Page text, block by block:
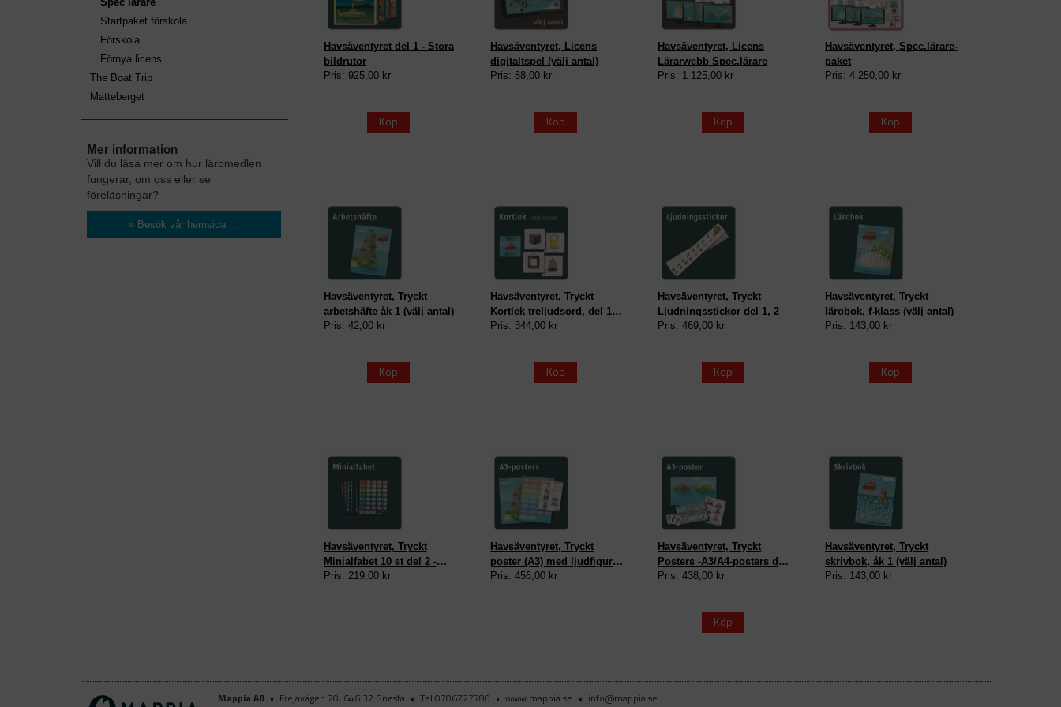
Startpaket förskola
Förskola
Förnya licens
The Boat Trip
Matteberget
Mer information
Vill du läsa mer om hur läromedlen
fungerar, om oss eller se
föreläsningar?
» Besök vår hemsida …
Havsäventyret del 1 - Stora
bildrutor
Pris: 925,00 kr
Köp
Havsäventyret, Licens
digitaltspel (välj antal)
Pris: 88,00 kr
Köp
Havsäventyret, Licens
Lärarwebb Spec.lärare
Pris: 1 125,00 kr
Köp
Havsäventyret, Spec.lärare-
paket
Pris: 4 250,00 kr
Köp
Havsäventyret, Tryckt
arbetshäfte åk 1 (välj antal)
Pris: 42,00 kr
Köp
Havsäventyret, Tryckt
Kortlek treljudsord, del 1,
2, 3
Pris: 344,00 kr
Köp
Havsäventyret, Tryckt
Ljudningsstickor del 1, 2
Pris: 469,00 kr
Köp
Havsäventyret, Tryckt
lärobok, f-klass (välj antal)
Pris: 143,00 kr
Köp
Havsäventyret, Tryckt
Minialfabet 10 st del 2 -
Bokstavsön
Pris: 219,00 kr
Havsäventyret, Tryckt
poster (A3) med ljudfigurer,
del 2 - Bokstavsön
Pris: 456,00 kr
Havsäventyret, Tryckt
Posters -A3/A4-posters del
3, 4, 5
Pris: 438,00 kr
Köp
Havsäventyret, Tryckt
skrivbok, åk 1 (välj antal)
Pris: 143,00 kr
Mappia AB • Frejavägen 20, 646 32 Gnesta • Tel 0706727780 • www.mappia.se • info@mappia.se